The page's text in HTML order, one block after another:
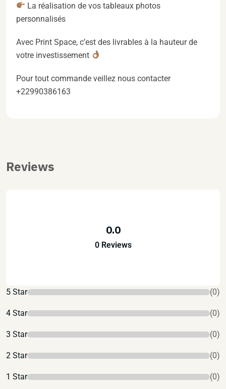
La réalisation de vos tableaux photos
personnalisés
Avec Print Space, c’est des livrables à la hauteur de
votre investissement
Pour tout commande veillez nous contacter
+22990386163
Reviews
0.0
0 Reviews
5 Star (0)
4 Star (0)
3 Star (0)
2 Star (0)
1 Star (0)